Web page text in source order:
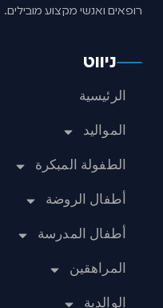
רופאים ואנשי מקצוע מובילים.
ניווט
الرئيسية
المواليد
الطفولة المبكرة
أطفال الروضة
أطفال المدرسة
المراهقين
الوالدية